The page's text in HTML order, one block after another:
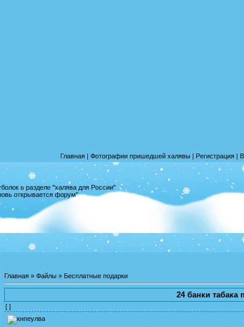
Главная | Фотографии пришедшей халявы | Регистрация |
в разделе "халява для России"
открывается форум"
Главная » Файлы » Бесплатные подарки
24 банки табака
[ ]